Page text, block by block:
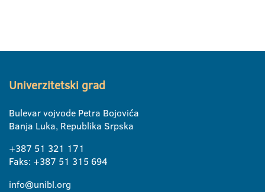
Univerzitetski grad
Bulevar vojvode Petra Bojovića
Banja Luka, Republika Srpska
+387 51 321 171
Faks: +387 51 315 694
info@unibl.org